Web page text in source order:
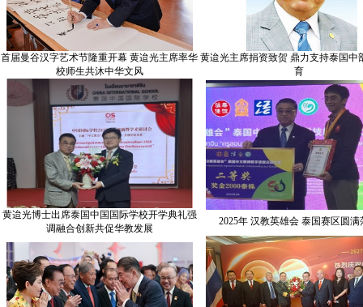
首届曼谷汉字艺术节隆重开幕 黄迨光主席率华
校师生共沐中华文风
黄迨光主席捐资致贺 鼎力支持泰国中
育
黄迨光博士出席泰国中国国际学校开学典礼强
调融合创新共促华教发展
2025年 汉教英雄会 泰国赛区圆满